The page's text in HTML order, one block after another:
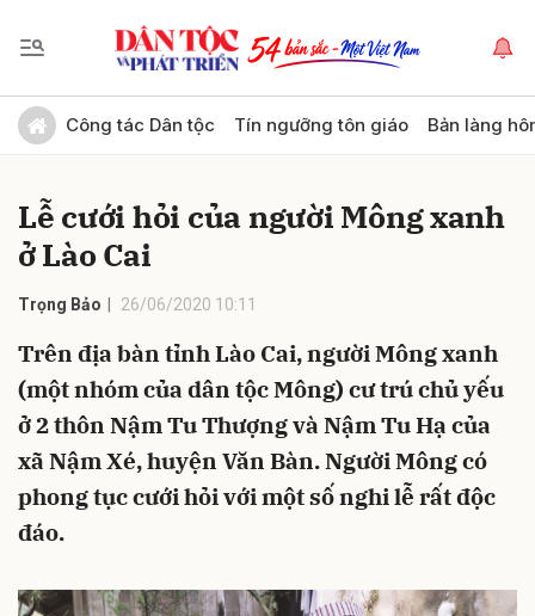
Công tác Dân tộc Tín ngưỡng tôn giáo Bản làng
Lễ cưới hỏi của người Mông xanh
ở Lào Cai
Trọng Bảo 26/06/2020 10:11
Trên địa bàn tỉnh Lào Cai, người Mông xanh
(một nhóm của dân tộc Mông) cư trú chủ yếu
ở 2 thôn Nậm Tu Thượng và Nậm Tu Hạ của
xã Nậm Xé, huyện Văn Bàn. Người Mông có
phong tục cưới hỏi với một số nghi lễ rất độc
đáo.
Gửi bình luận
Hủy Gửi